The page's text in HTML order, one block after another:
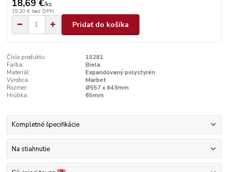
18,69 €/ks
15,20 € bez DPH
Pridať do košíka
Číslo produktu:
10281
Farba:
Biela
Materiál:
Expandovaný polystyrén
Výrobca:
Marbet
Rozmer:
Ø557 x 643mm
Hrúbka:
65mm
Kompletné špecifikácie
Na stiahnutie